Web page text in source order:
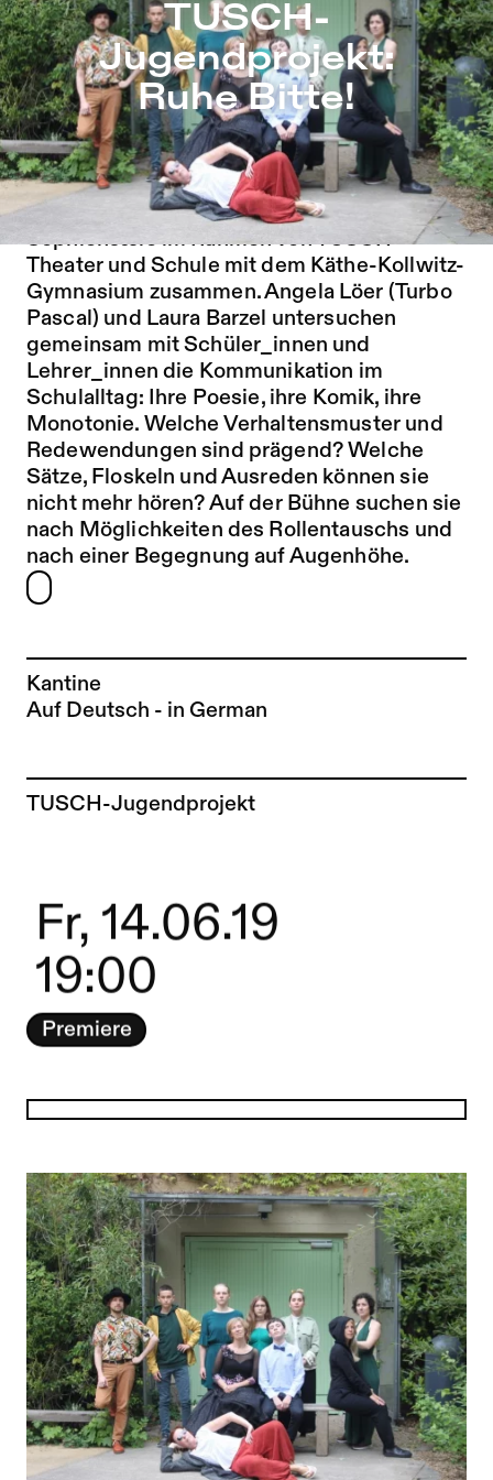
Zu Programm springen
Zu Aktuelles springen
Zu Seiten springen
TUSCH-Jugendprojekt: Ruhe Bitte! – Sophiensæle |
TUSCH-
Jugendprojekt:
Ruhe Bitte!
Kantine
Auf Deutsch - in German
Zur Künstler*in-Seite von
TUSCH-Jugendprojekt
FAMILY FRIENDLY
Bereits im dritten Jahr arbeiten die
Sophiensæle im Rahmen von TUSCH -
Theater und Schule mit dem Käthe-Kollwitz-
Gymnasium zusammen. Angela Löer (Turbo
Pascal) und Laura Barzel untersuchen
gemeinsam mit Schüler_innen und
Lehrer_innen die Kommunikation im
Schulalltag: Ihre Poesie, ihre Komik, ihre
Monotonie. Welche Verhaltensmuster und
Redewendungen sind prägend? Welche
Sätze, Floskeln und Ausreden können sie
nicht mehr hören? Auf der Bühne suchen sie
nach Möglichkeiten des Rollentauschs und
nach einer Begegnung auf Augenhöhe.
Fr, 14.06.19
19:00
Premiere